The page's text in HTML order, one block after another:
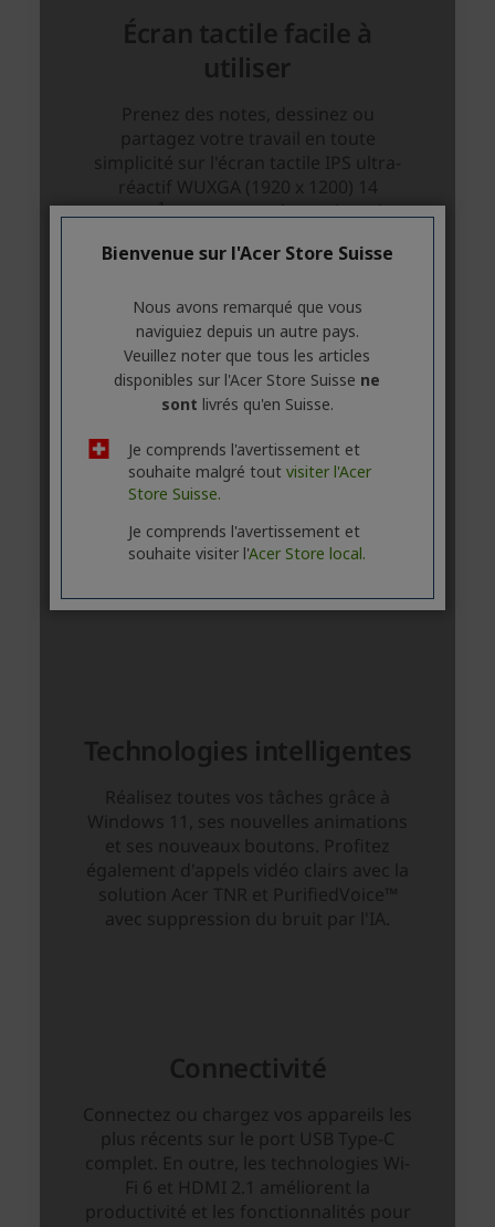
Bienvenue sur l'Acer Store Suisse
Nous avons remarqué que vous
naviguiez depuis un autre pays.
Veuillez noter que tous les articles
disponibles sur l'Acer Store Suisse ne
sont livrés qu'en Suisse.
Je comprends l'avertissement et
souhaite malgré tout visiter l'Acer
Store Suisse.
Je comprends l'avertissement et
souhaite visiter l'Acer Store local.